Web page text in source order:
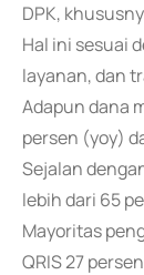
DPK,
Hal ini sesuai
layanan, dan
Adapun dana
persen (yoy)
Sejalan
lebih dari 65
Mayoritas
QRIS 27